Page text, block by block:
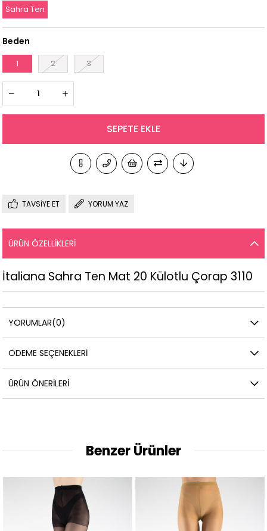
Sahra Ten
Beden
1 2 3
TAVSIYE ET YORUM YAZ
ÜRÜN ÖZELLIKLERI
İtaliana Sahra Ten Mat 20 Külotlu Çorap 3110
YORUMLAR(0)
ÖDEME SEÇENEKLERI
ÜRÜN ÖNERILERI
Benzer Ürünler